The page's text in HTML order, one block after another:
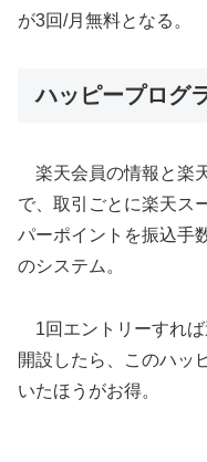
が3回/月無料となる。
ハッピープログ
楽天会員の情報と楽
で、取引ごとに楽天ス
パーポイントを振込手
のシステム。
1回エントリーすれば
開設したら、このハッ
いたほうがお得。